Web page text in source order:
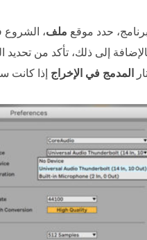
حدد موقع ملف،
إلى ذلك، تأكد من تحديد
المدمج في الإخراج